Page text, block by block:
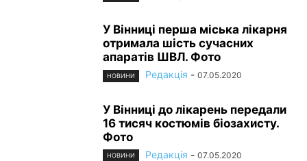
У Вінниці перша міська лікарня
отримала шість сучасних
апаратів ШВЛ. Фото
НОВИНИ Редакція - 07.05.2020
У Вінниці до лікарень передали
16 тисяч костюмів біозахисту.
Фото
НОВИНИ Редакція - 07.05.2020